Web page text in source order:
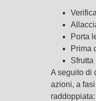
Porta
Prima
A seguito di
azioni, a